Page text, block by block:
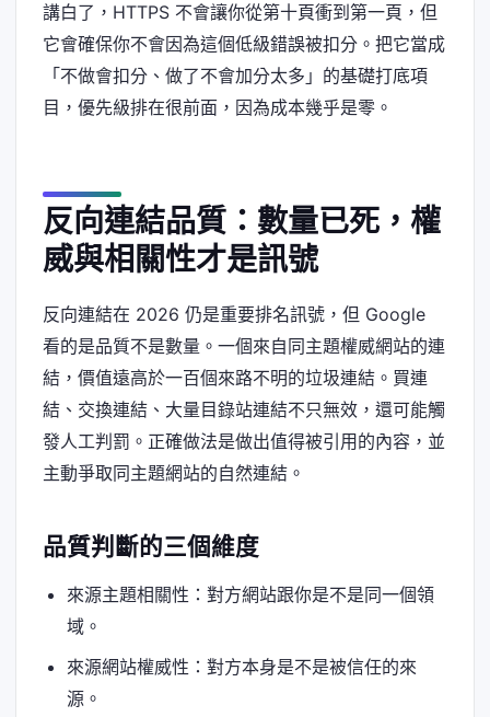
講白了，HTTPS 不會讓你從第十頁衝到第一頁，但
它會確保你不會因為這個低級錯誤被扣分。把它當成
「不做會扣分、做了不會加分太多」的基礎打底項
目，優先級排在很前面，因為成本幾乎是零。
反向連結品質：數量已死，權
威與相關性才是訊號
反向連結在 2026 仍是重要排名訊號，但 Google
看的是品質不是數量。一個來自同主題權威網站的連
結，價值遠高於一百個來路不明的垃圾連結。買連
結、交換連結、大量目錄站連結不只無效，還可能觸
發人工判罰。正確做法是做出值得被引用的內容，並
主動爭取同主題網站的自然連結。
品質判斷的三個維度
來源主題相關性：對方網站跟你是不是同一個領
域。
來源網站權威性：對方本身是不是被信任的來
源。